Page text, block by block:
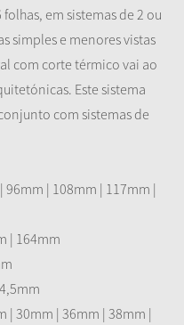
em sistemas de 2 ou
simples e menores vistas
com corte térmico vai ao
Este sistema
com sistemas de
96mm | 108mm | 117mm |
| 164mm
| 30mm | 36mm | 38mm |